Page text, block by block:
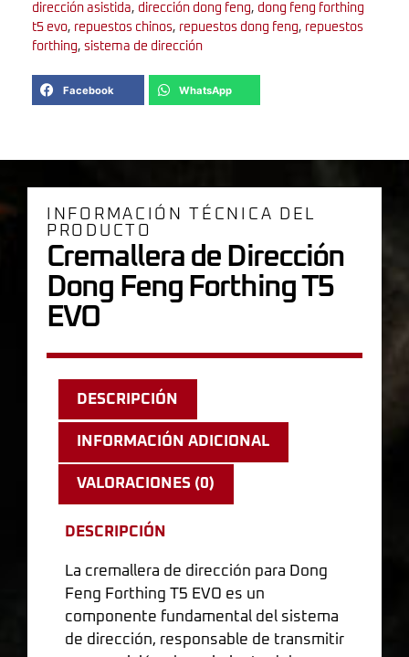
dirección asistida, dirección dong feng, dong feng forthing
t5 evo, repuestos chinos, repuestos dong feng, repuestos
forthing, sistema de dirección
Facebook WhatsApp
INFORMACIÓN TÉCNICA DEL
PRODUCTO
Cremallera de Dirección
Dong Feng Forthing T5
EVO
DESCRIPCIÓN
INFORMACIÓN ADICIONAL
VALORACIONES (0)
DESCRIPCIÓN
La cremallera de dirección para Dong
Feng Forthing T5 EVO es un
componente fundamental del sistema
de dirección, responsable de transmitir